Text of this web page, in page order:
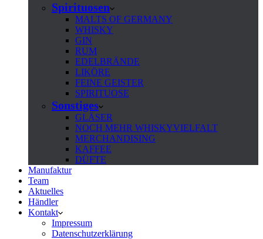
Spirituosen
MALTS OF GERMANY
WHISKY
GIN
RUM
EDELBRÄNDE
LIKÖRE
FEINE GEISTER
SPIRITUOSE
Sonstiges
GLÄSER
NOCH MEHR WHISKYVIELFALT
MERCHANDISING
KAFFEE
DÜFTE
Manufaktur
Team
Aktuelles
Händler
Kontakt
Impressum
Datenschutzerklärung